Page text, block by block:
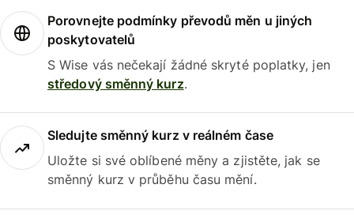
Porovnejte podmínky převodů měn u jiných
poskytovatelů
S Wise vás nečekají žádné skryté poplatky, jen
středový směnný kurz.
Sledujte směnný kurz v reálném čase
Uložte si své oblíbené měny a zjistěte, jak se
směnný kurz v průběhu času mění.